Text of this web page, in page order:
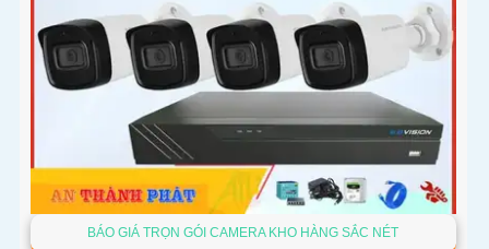
BÁO GIÁ TRỌN GÓI CAMERA KHO HÀNG SẮC NÉT